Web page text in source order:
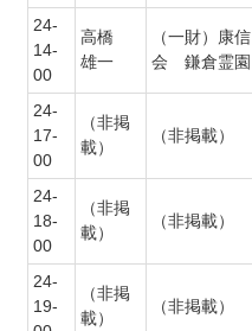
24-
14-
00
高橋
雄一
（一財）康信
会 鎌倉霊園
24-
17-
00
（非掲
載）
（非掲載）
24-
18-
00
（非掲
載）
（非掲載）
24-
19-
（非掲
載）
（非掲載）